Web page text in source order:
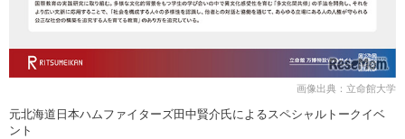
画像出典：立命館大学
元北海道日本ハムファイターズ田中賢介氏によるスペシャルトークイベ
ント